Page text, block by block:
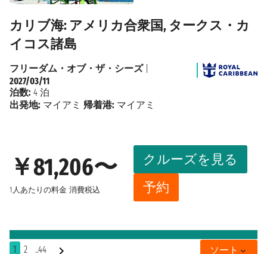
カリブ海: アメリカ合衆国, タークス・カ
イコス諸島
￥81,206〜
1人あたりの料金 消費税込
クルーズを見る
予約
フリーダム・オブ・ザ・シーズ|
2027/03/11
泊数: 4 泊
出発地: マイアミ 帰着港: マイアミ
1 2 ..44 ソート